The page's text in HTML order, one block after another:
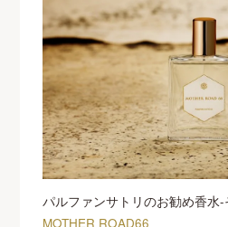
パルファンサトリのお勧め香水-
MOTHER ROAD66